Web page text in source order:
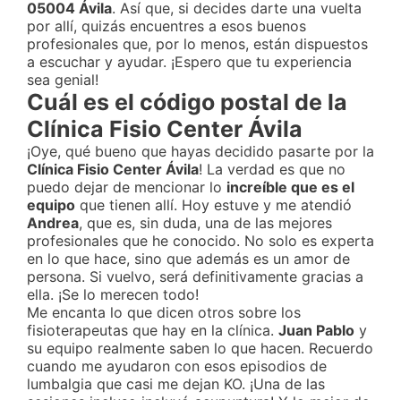
05004 Ávila. Así que, si decides darte una vuelta
por allí, quizás encuentres a esos buenos
profesionales que, por lo menos, están dispuestos
a escuchar y ayudar. ¡Espero que tu experiencia
sea genial!
Cuál es el código postal de la
Clínica Fisio Center Ávila
¡Oye, qué bueno que hayas decidido pasarte por la
Clínica Fisio Center Ávila! La verdad es que no
puedo dejar de mencionar lo increíble que es el
equipo que tienen allí. Hoy estuve y me atendió
Andrea, que es, sin duda, una de las mejores
profesionales que he conocido. No solo es experta
en lo que hace, sino que además es un amor de
persona. Si vuelvo, será definitivamente gracias a
ella. ¡Se lo merecen todo!
Me encanta lo que dicen otros sobre los
fisioterapeutas que hay en la clínica. Juan Pablo y
su equipo realmente saben lo que hacen. Recuerdo
cuando me ayudaron con esos episodios de
lumbalgia que casi me dejan KO. ¡Una de las